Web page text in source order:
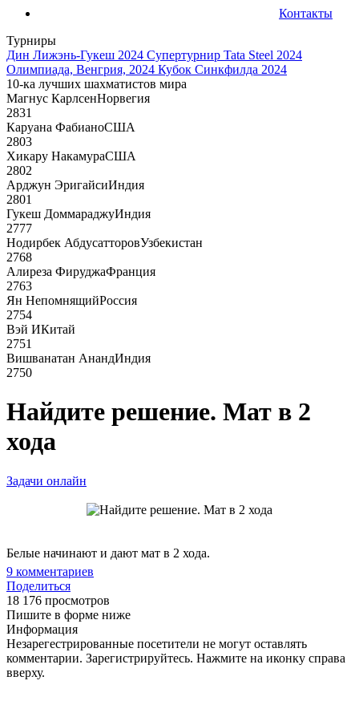
Контакты
Турниры
Дин Лижэнь-Гукеш 2024 Супертурнир Tata Steel 2024
Олимпиада, Венгрия, 2024 Кубок Синкфилда 2024
10-ка лучших шахматистов мира
Магнус КарлсенНорвегия
2831
Каруана ФабианоСША
2803
Хикару НакамураСША
2802
Арджун ЭригайсиИндия
2801
Гукеш ДоммараджуИндия
2777
Нодирбек АбдусатторовУзбекистан
2768
Алиреза ФируджаФранция
2763
Ян НепомнящийРоссия
2754
Вэй ИКитай
2751
Вишванатан АнандИндия
2750
Найдите решение. Мат в 2
хода
Задачи онлайн
Белые начинают и дают мат в 2 хода.
9 комментариев
Поделиться
18 176 просмотров
Пишите в форме ниже
Информация
Незарегестрированные посетители не могут оставлять
комментарии. Зарегистрируйтесь. Нажмите на иконку справа
вверху.